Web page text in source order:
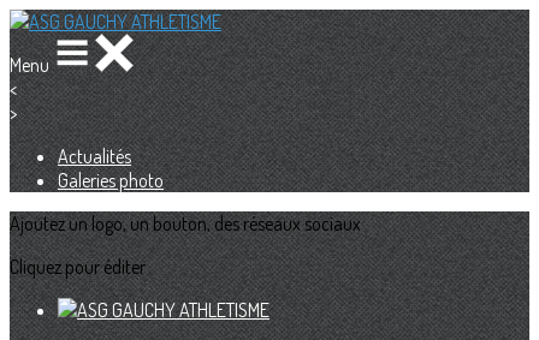
Menu
<
>
Actualités
Galeries photo
Ajoutez un logo, un bouton, des réseaux sociaux
Cliquez pour éditer